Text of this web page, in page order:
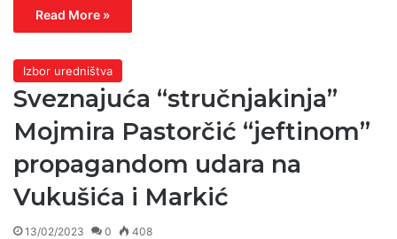
Read More »
Izbor uredništva
Sveznajuća “stručnjakinja”
Mojmira Pastorčić “jeftinom”
propagandom udara na
Vukušića i Markić
13/02/2023 0 408